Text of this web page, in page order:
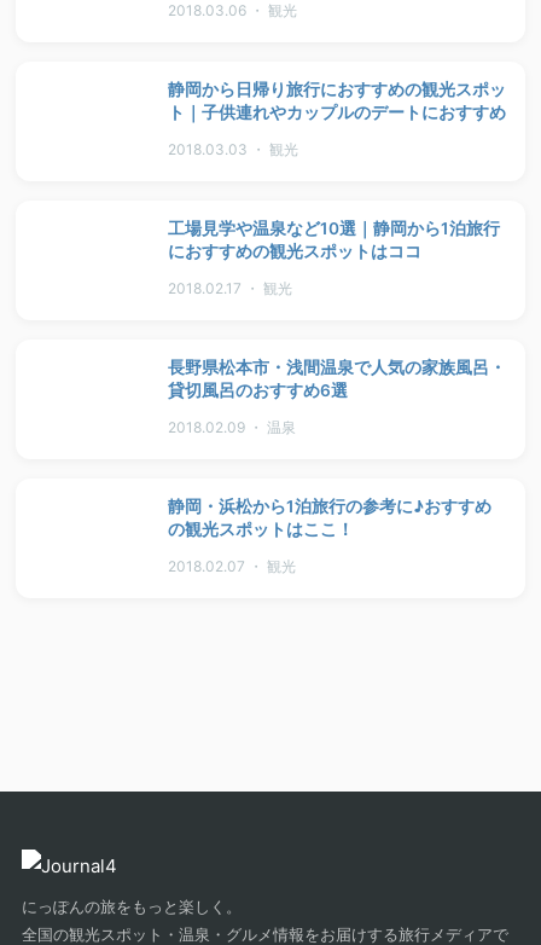
2018.03.06 ・ 観光
静岡から日帰り旅行におすすめの観光スポッ
ト｜子供連れやカップルのデートにおすすめ
2018.03.03 ・ 観光
工場見学や温泉など10選｜静岡から1泊旅行
におすすめの観光スポットはココ
2018.02.17 ・ 観光
長野県松本市・浅間温泉で人気の家族風呂・
貸切風呂のおすすめ6選
2018.02.09 ・ 温泉
静岡・浜松から1泊旅行の参考に♪おすすめ
の観光スポットはここ！
2018.02.07 ・ 観光
にっぽんの旅をもっと楽しく。
全国の観光スポット・温泉・グルメ情報をお届けする旅行メディアで